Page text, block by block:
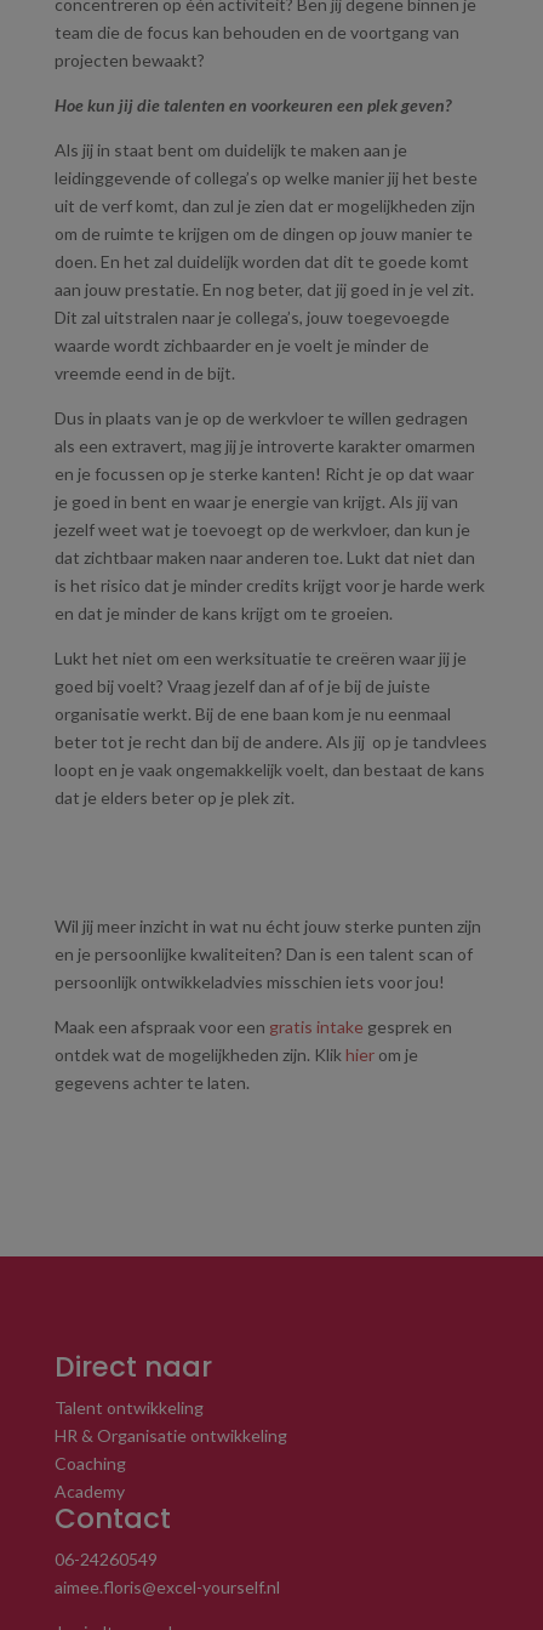
team die de focus kan behouden en de voortgang van
projecten bewaakt?
Hoe kun jij die talenten en voorkeuren een plek geven?
Als jij in staat bent om duidelijk te maken aan je
leidinggevende of collega’s op welke manier jij het beste
uit de verf komt, dan zul je zien dat er mogelijkheden zijn
om de ruimte te krijgen om de dingen op jouw manier te
doen. En het zal duidelijk worden dat dit te goede komt
aan jouw prestatie. En nog beter, dat jij goed in je vel zit.
Dit zal uitstralen naar je collega’s, jouw toegevoegde
waarde wordt zichbaarder en je voelt je minder de
vreemde eend in de bijt.
Dus in plaats van je op de werkvloer te willen gedragen
als een extravert, mag jij je introverte karakter omarmen
en je focussen op je sterke kanten! Richt je op dat waar
je goed in bent en waar je energie van krijgt. Als jij van
jezelf weet wat je toevoegt op de werkvloer, dan kun je
dat zichtbaar maken naar anderen toe. Lukt dat niet dan
is het risico dat je minder credits krijgt voor je harde werk
en dat je minder de kans krijgt om te groeien.
Lukt het niet om een werksituatie te creëren waar jij je
goed bij voelt? Vraag jezelf dan af of je bij de juiste
organisatie werkt. Bij de ene baan kom je nu eenmaal
beter tot je recht dan bij de andere. Als jij op je tandvlees
loopt en je vaak ongemakkelijk voelt, dan bestaat de kans
dat je elders beter op je plek zit.
Wil jij meer inzicht in wat nu écht jouw sterke punten zijn
en je persoonlijke kwaliteiten? Dan is een talent scan of
persoonlijk ontwikkeladvies misschien iets voor jou!
Maak een afspraak voor een gratis intake gesprek en
ontdek wat de mogelijkheden zijn. Klik hierom je
gegevens achter te laten.
Direct naar
Talent ontwikkeling
HR & Organisatie ontwikkeling
Coaching
Academy
Contact
06-24260549
aimee.floris@excel-yourself.nl